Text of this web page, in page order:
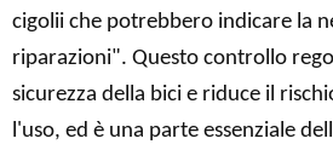
cigolii che potrebbero indicare la
riparazioni". Questo controllo
sicurezza della bici e riduce il
l'uso, ed è una parte essenziale